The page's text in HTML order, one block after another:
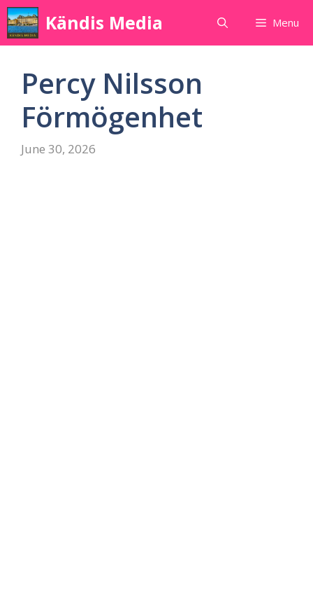
Skip
to
content
Kändis Media Menu
Percy Nilsson
Förmögenhet
June 30, 2026